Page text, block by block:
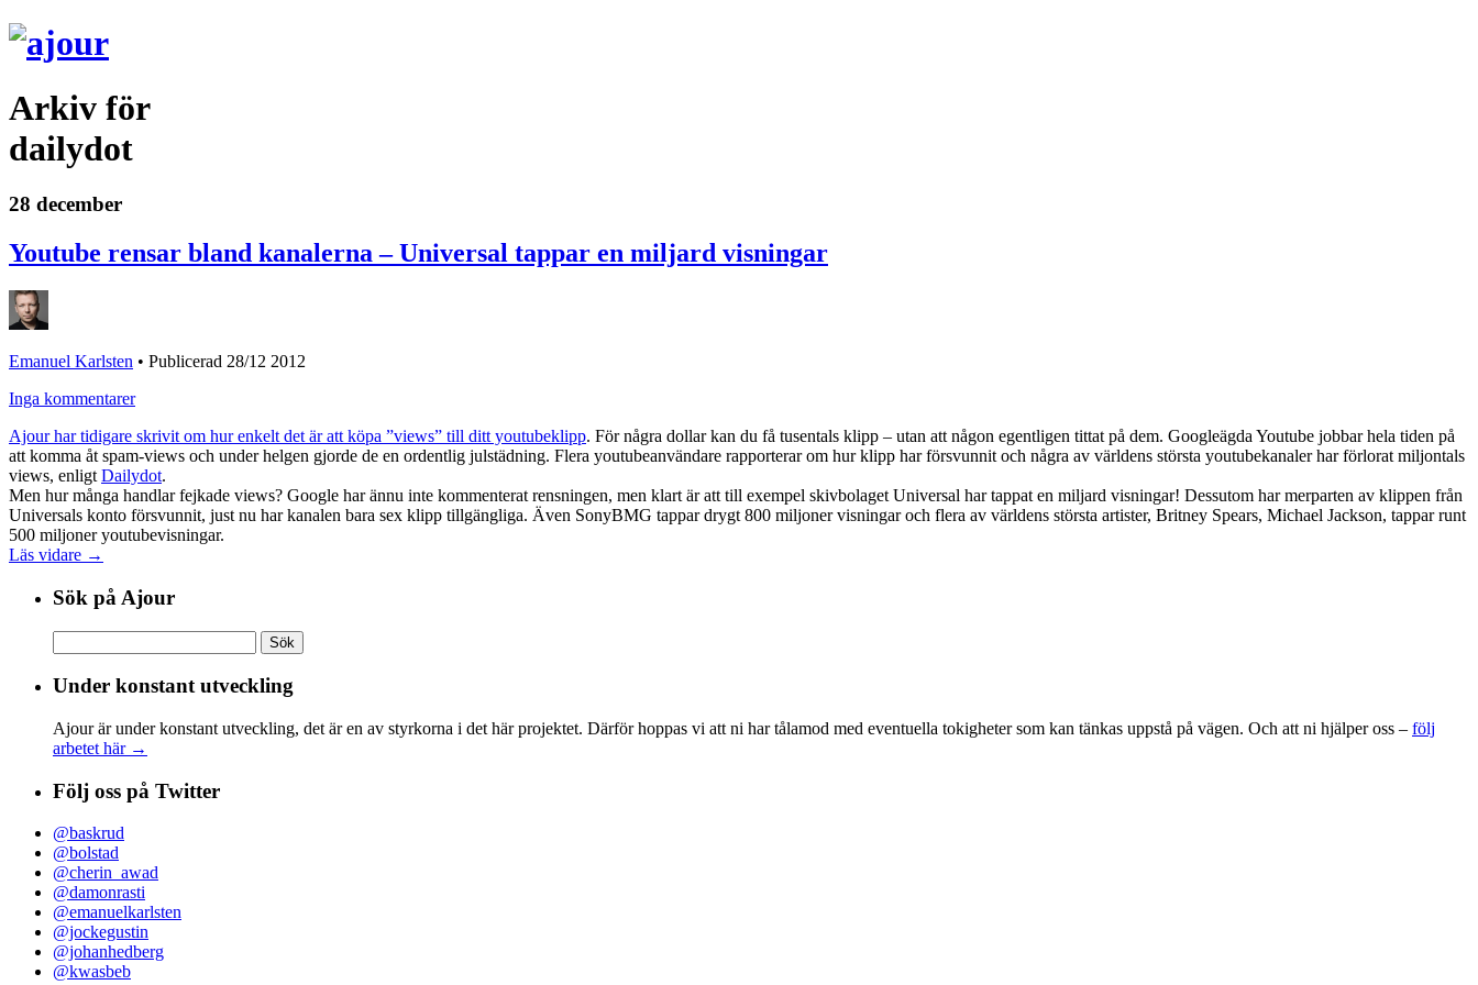
Arkiv för
dailydot
28 december
Youtube rensar bland kanalerna – Universal tappar en miljard visningar
Emanuel Karlsten • Publicerad 28/12 2012
Inga kommentarer
Ajour har tidigare skrivit om hur enkelt det är att köpa ”views” till ditt youtubeklipp. För några dollar kan du få tusentals klipp – utan att någon egentligen tittat på dem. Googleägda Youtube jobbar hela tiden på
att komma åt spam-views och under helgen gjorde de en ordentlig julstädning. Flera youtubeanvändare rapporterar om hur klipp har försvunnit och några av världens största youtubekanaler har förlorat miljontals
views, enligt Dailydot.
Men hur många handlar fejkade views? Google har ännu inte kommenterat rensningen, men klart är att till exempel skivbolaget Universal har tappat en miljard visningar! Dessutom har merparten av klippen från
Universals konto försvunnit, just nu har kanalen bara sex klipp tillgängliga. Även SonyBMG tappar drygt 800 miljoner visningar och flera av världens största artister, Britney Spears, Michael Jackson, tappar runt
500 miljoner youtubevisningar.
Läs vidare →
Sök på Ajour
efter:
Under konstant utveckling
Ajour är under konstant utveckling, det är en av styrkorna i det här projektet. Därför hoppas vi att ni har tålamod med eventuella tokigheter som kan tänkas uppstå på vägen. Och att ni hjälper oss – följ
arbetet här →
Följ oss på Twitter
@baskrud
@bolstad
@cherin_awad
@damonrasti
@emanuelkarlsten
@jockegustin
@johanhedberg
@kwasbeb